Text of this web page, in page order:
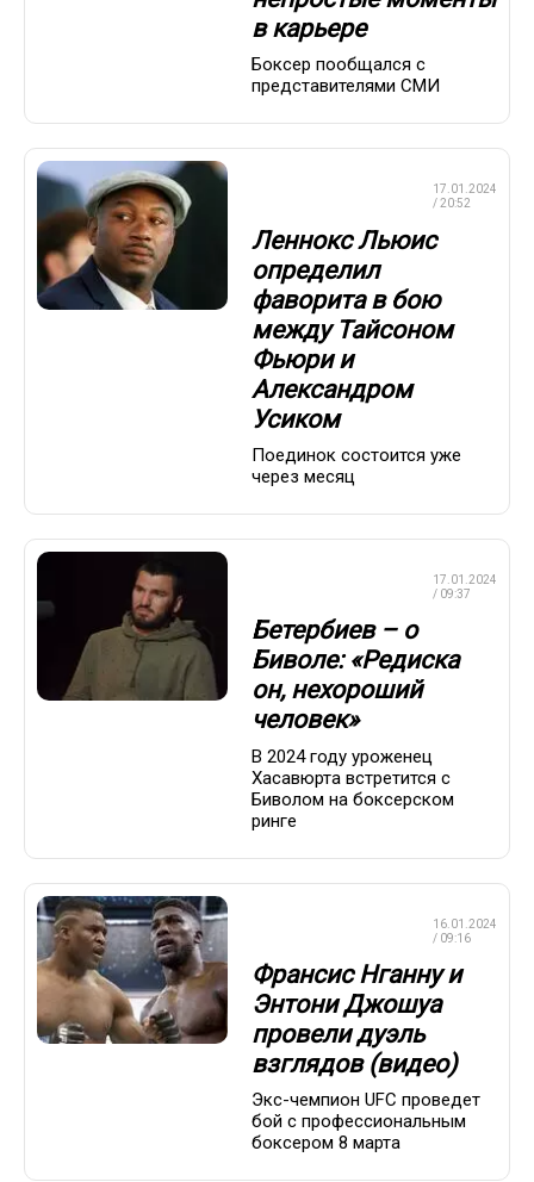
в карьере
Боксер пообщался с
представителями СМИ
17.01.2024
/ 20:52
Леннокс Льюис
определил
фаворита в бою
между Тайсоном
Фьюри и
Александром
Усиком
Поединок состоится уже
через месяц
17.01.2024
/ 09:37
Бетербиев – о
Биволе: «Редиска
он, нехороший
человек»
В 2024 году уроженец
Хасавюрта встретится с
Биволом на боксерском
ринге
16.01.2024
/ 09:16
Франсис Нганну и
Энтони Джошуа
провели дуэль
взглядов (видео)
Экс-чемпион UFC проведет
бой с профессиональным
боксером 8 марта